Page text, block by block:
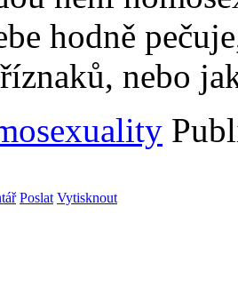
hodně
nebo
Poslat Vytisknout